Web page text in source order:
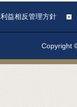
利益相反管理方針
Copyright